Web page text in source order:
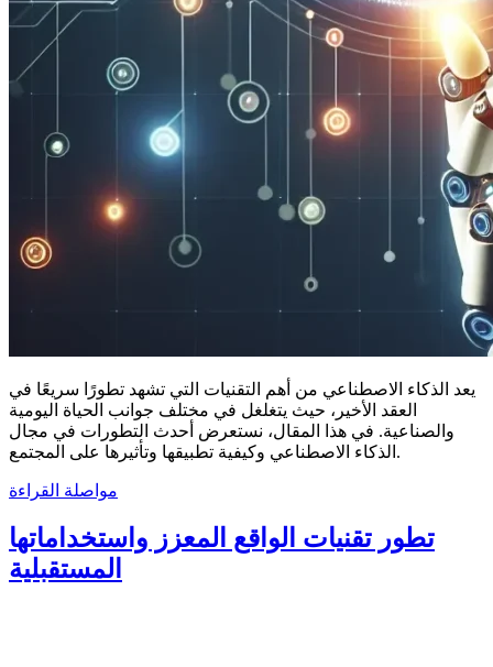
يعد الذكاء الاصطناعي من أهم التقنيات التي تشهد تطورًا سريعًا في
العقد الأخير، حيث يتغلغل في مختلف جوانب الحياة اليومية
والصناعية. في هذا المقال، نستعرض أحدث التطورات في مجال
الذكاء الاصطناعي وكيفية تطبيقها وتأثيرها على المجتمع.
مواصلة القراءة
تطور تقنيات الواقع المعزز واستخداماتها
المستقبلية